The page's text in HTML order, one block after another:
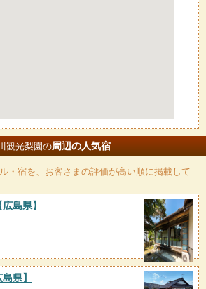
観光梨園の周辺の人気宿
・宿を、お客さまの評価が高い順に掲載して
広島県】
島県】